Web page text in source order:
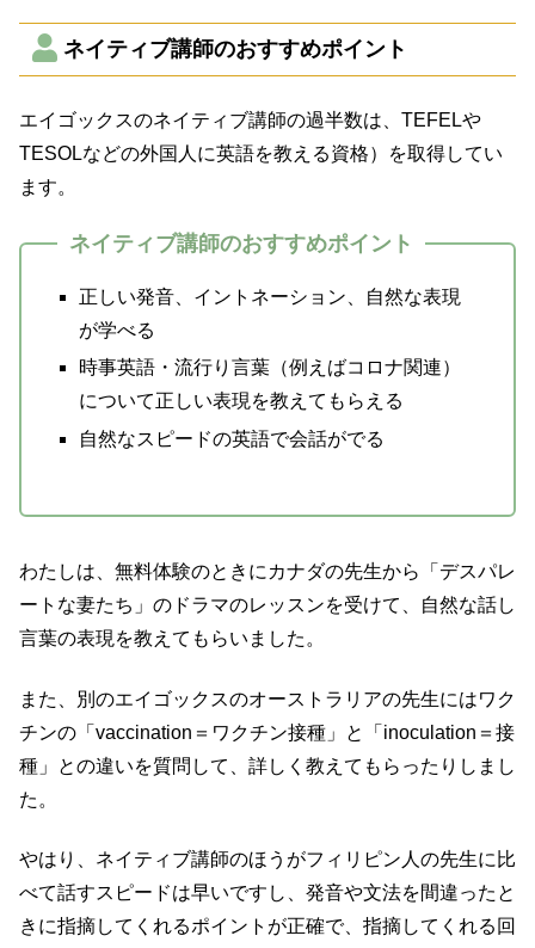
ネイティブ講師のおすすめポイント
エイゴックスのネイティブ講師の過半数は、TEFELや
TESOLなどの外国人に英語を教える資格）を取得してい
ます。
ネイティブ講師のおすすめポイント
正しい発音、イントネーション、自然な表現
が学べる
時事英語・流行り言葉（例えばコロナ関連）
について正しい表現を教えてもらえる
自然なスピードの英語で会話がでる
わたしは、無料体験のときにカナダの先生から「デスパレ
ートな妻たち」のドラマのレッスンを受けて、自然な話し
言葉の表現を教えてもらいました。
また、別のエイゴックスのオーストラリアの先生にはワク
チンの「vaccination＝ワクチン接種」と「inoculation＝接
種」との違いを質問して、詳しく教えてもらったりしまし
た。
やはり、ネイティブ講師のほうがフィリピン人の先生に比
べて話すスピードは早いですし、発音や文法を間違ったと
きに指摘してくれるポイントが正確で、指摘してくれる回